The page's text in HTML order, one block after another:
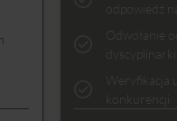
odpowiedź
Odwołanie
dyscyplinarki
Weryfikacja
konkurencji